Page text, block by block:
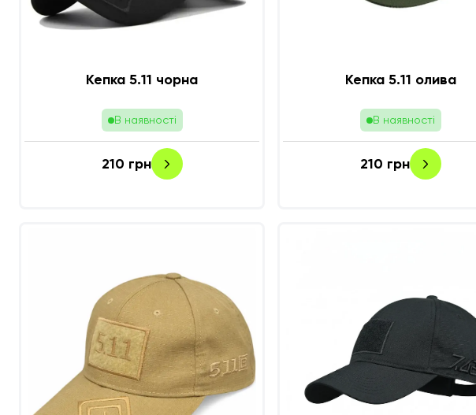
Кепка 5.11 чорна
В наявності
210 грн
Кепка 5.11 олива
В наявності
210 грн